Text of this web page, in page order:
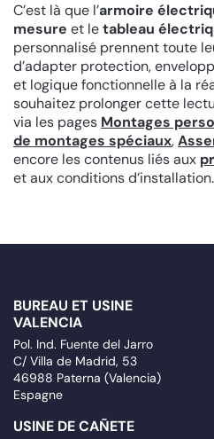
C’est là que l’armoire
mesure et letableau
personnalisé prennent toute
d’adapter protection,
et logique fonctionnelle à la
souhaitez prolonger cette
via les pages Montages
de montages spéciaux,
encore les contenus liés aux
et aux conditions d’installation.
BUREAU ET USINE
VALENCIA
Pol. Ind. Fuente del Jarro
C/ Villa de Madrid, 53
46988 Paterna (Valencia)
Espagne
USINE DE CAÑETE